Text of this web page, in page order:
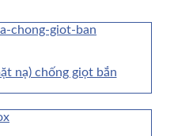
nạ) chống giọt bắn